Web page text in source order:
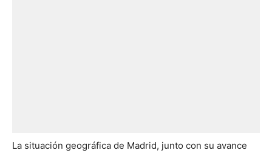
La situación geográfica de Madrid, junto con su avance